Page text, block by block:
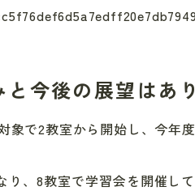
今後の展望はあ
象で2教室から開始し、今年
り、8教室で学習会を開催し